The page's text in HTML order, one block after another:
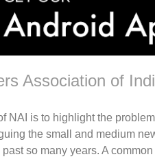
Association of
NAI is to highlight the
the small and medium
so many years. A